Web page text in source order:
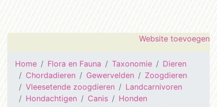
Website toevoegen
Home Flora en Fauna Taxonomie
Dieren
Chordadieren
Gewervelden
Zoogdieren
Vleesetende zoogdieren
Landcarnivoren
Hondachtigen
Canis
Honden